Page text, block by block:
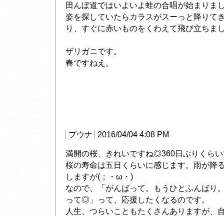
田んぼ道ではいよいよ蛙の合唱が始まりま
姿を探していたらカラスがスーっと降りて
り、すぐに赤いものをくわえて飛び立ちま
ザリガニです。
春ですねえ。
プウナ 2016/04/04 4:08 PM
満開の桜、きれいですね◎360日ぶりくら
桜の寿命は五日くらいに感じます。雨が降
しますが(；・ω・)
なので、「がんばって。もうひとふんばり
って◎」って、応援したくなるのです。
人生、つらいこともたくさんありますが、